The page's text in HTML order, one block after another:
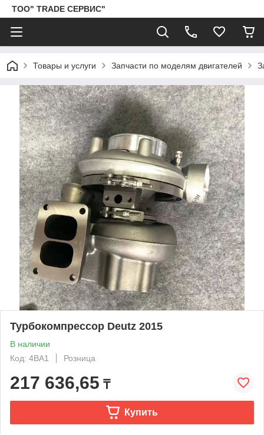
ТОО" TRADE СЕРВИС"
Товары и услуги Запчасти по моделям двигателей
Турбокомпрессор Deutz 2015
В наличии
Код: 4BA1
Розница
217 636,65 ₸
Купить